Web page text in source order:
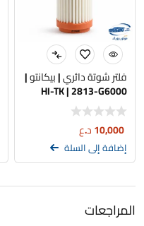
فلتر شوتة دائري | بيكانتو |
HI-TK | 2813-G6000
10,000د.ع
إضافة إلى السلة
المراجعات